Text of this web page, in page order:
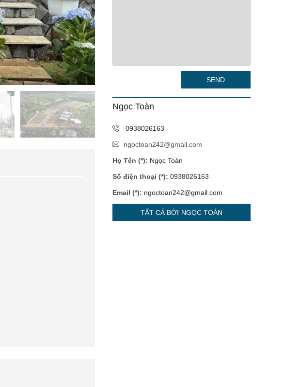
SEND
Ngọc Toàn
0938026163
ngoctoan242@gmail.com
Họ Tên (*): Ngọc Toàn
Số điện thoại (*): 0938026163
Email (*): ngoctoan242@gmail.com
TẤT CẢ BỞI NGỌC TOÀN